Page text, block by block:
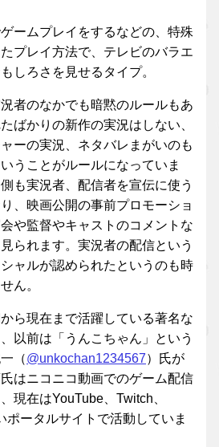
ームプレイをするなどの、特殊
プレイ方法で、テレビのバラエ
しろさを見せるタイプ。
者のなかでも暗黙のルールもあ
ばかりの新作の実況はしない、
ーの実況、ネタバレまがいのも
うことがルールになっていま
も実況者、配信者を宣伝に使う
、映画公開の事前プロモーショ
や監督やキャストのコメントな
られます。実況者の配信という
ャルが認められたというのも時
ん。
ら現在まで活躍している著名な
以前は「うんこちゃん」という
（@unkochan1234567）氏が
はニコニコ動画でのゲーム配信
現在はYouTube、Twitch、
ポータルサイトで活動していま